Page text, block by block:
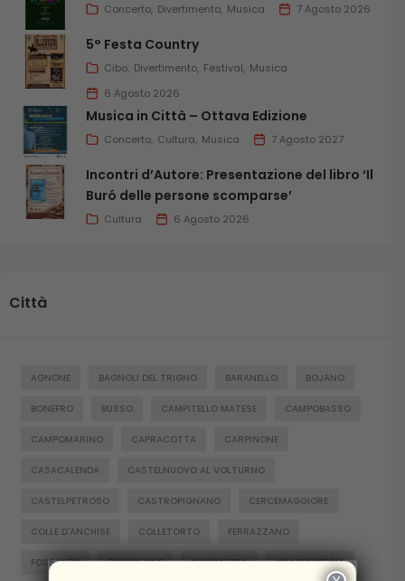
Concerto Divertimento Musica 7 Agosto 2026
5° Festa Country
Cibo Divertimento Festival Musica
6 Agosto 2026
Musica in Città – Ottava Edizione
Concerto Cultura Musica 7 Agosto 2027
Incontri d’Autore: Presentazione del libro ‘Il
Buró delle persone scomparse’
Cultura 6 Agosto 2026
Città
AGNONE BAGNOLI DEL TRIGNO BARANELLO BOJANO
BONEFRO BUSSO CAMPITELLO MATESE CAMPOBASSO
CAMPOMARINO CAPRACOTTA CARPINONE
CASACALENDA CASTELNUOVO AL VOLTURNO
CASTELPETROSO CASTROPIGNANO CERCEMAGGIORE
COLLE D'ANCHISE COLLETORTO FERRAZZANO
FOSSALTO FROSOLONE GAMBATESA GUARDIAREGIA